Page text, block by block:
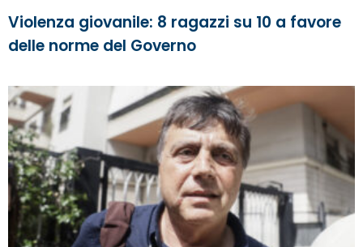
Violenza giovanile: 8 ragazzi su 10 a favore
delle norme del Governo